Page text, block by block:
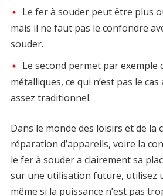
Le fer à souder peut être plus
mais il ne faut pas le confondre
souder.
Le second permet par exemple
métalliques, ce qui n’est pas le
assez traditionnel.
Dans le monde des loisirs et de la
réparation d’appareils, voire la
le fer à souder a clairement sa
sur une utilisation future, utilisez
même si la puissance n’est pas